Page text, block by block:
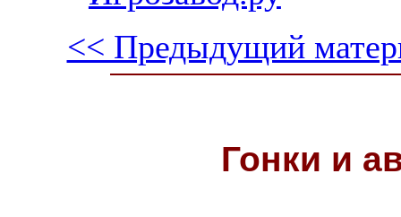
<< Предыдущий
Гонки и